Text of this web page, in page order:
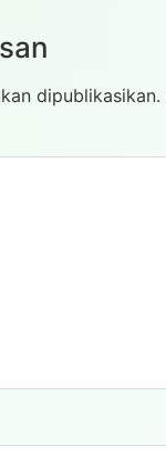
dipublikasikan.